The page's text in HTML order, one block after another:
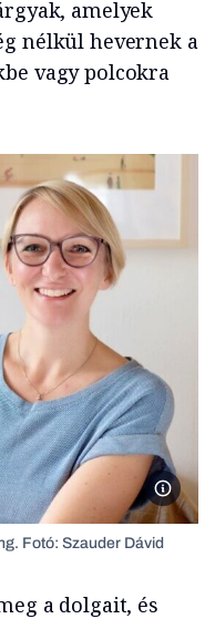
amelyek
nélkül hevernek a
vagy polcokra
Fotó: Szauder Dávid
a dolgait, és